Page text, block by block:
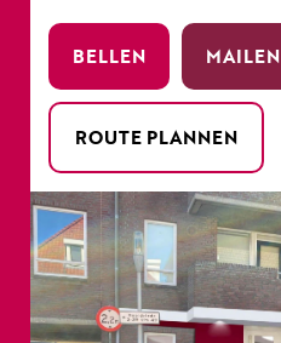
BELLEN MAILEN
ROUTE PLANNEN